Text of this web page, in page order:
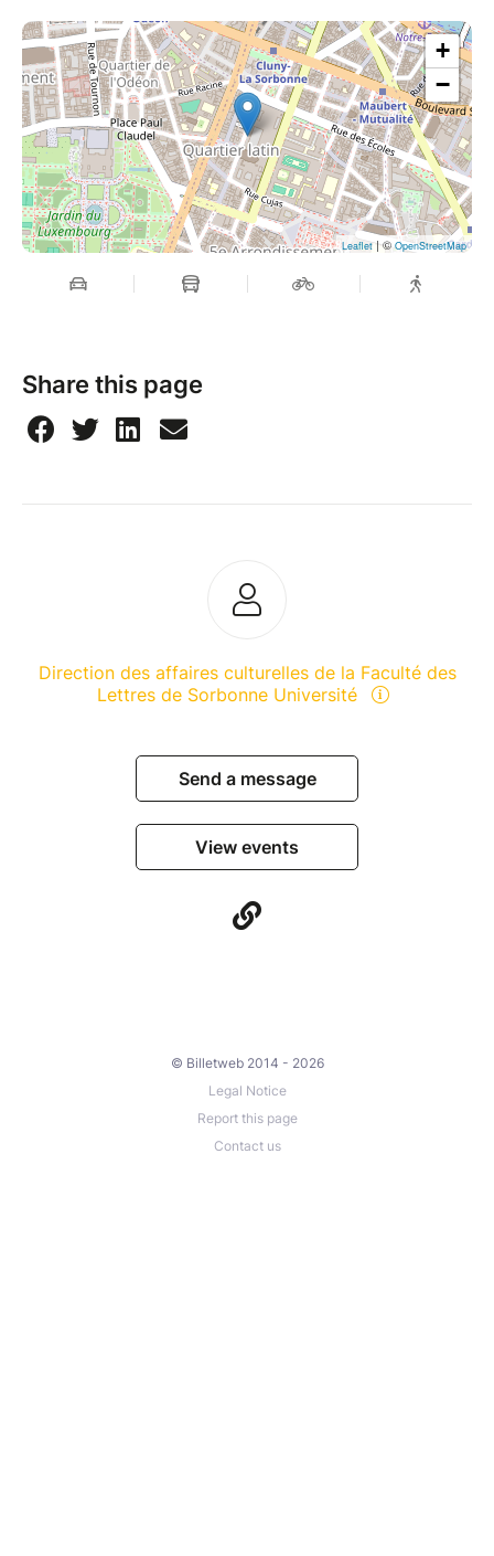
+
−
Leaflet| © OpenStreetMap
Share this page
Direction des affaires culturelles de la Faculté des
Lettres de Sorbonne Université
Send a message
View events
© Billetweb 2014 - 2026
Legal Notice
Report this page
Contact us